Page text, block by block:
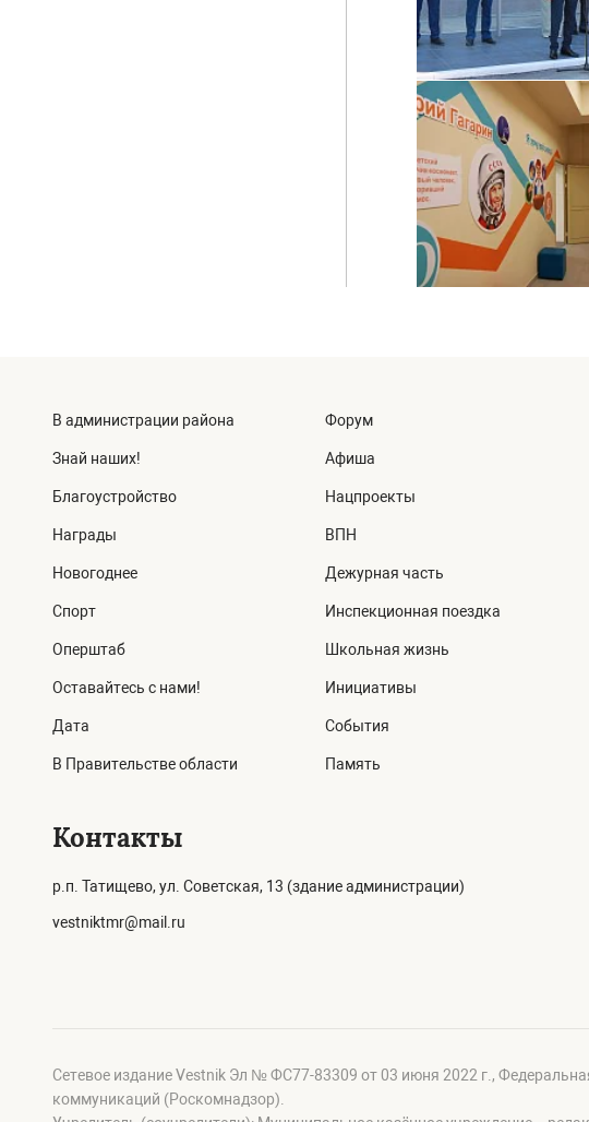
В администрации района
Знай наших!
Благоустройство
Награды
Новогоднее
Спорт
Оперштаб
Оставайтесь с нами!
Дата
В Правительстве области
Форум
Афиша
Нацпроекты
ВПН
Дежурная часть
Инспекционная поездка
Школьная жизнь
Инициативы
События
Память
Контакты
р.п. Татищево, ул. Советская, 13 (здание администрации)
vestniktmr@mail.ru
Сетевое издание Vestnik Эл № ФС77-83309 от 03 июня 2022 г.,
коммуникаций (Роскомнадзор).